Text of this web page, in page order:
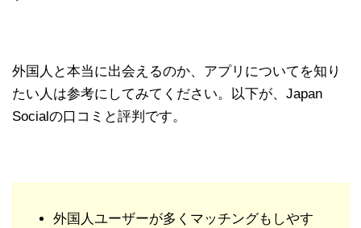
外国人と本当に出会えるのか、アプリについてを知り
たい人は参考にしてみてください。以下が、Japan
Socialの口コミと評判です。
外国人ユーザーが多くマッチングもしやす